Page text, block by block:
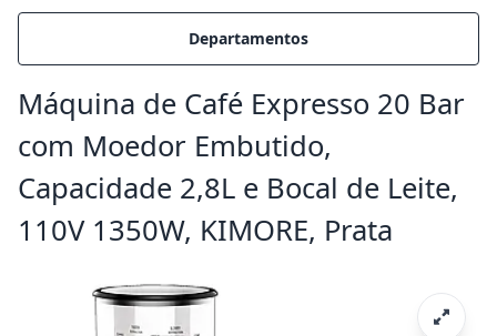
Departamentos
Máquina de Café Expresso 20 Bar
com Moedor Embutido,
Capacidade 2,8L e Bocal de Leite,
110V 1350W, KIMORE, Prata